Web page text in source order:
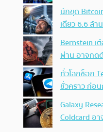
นักขุด
เดียว 6.6 ล้
Bernstein เ
ผ่าน อาจกด
ทั่วโลกช็อก
ชั่วคราว ก่อ
Galaxy
Coldcard อ